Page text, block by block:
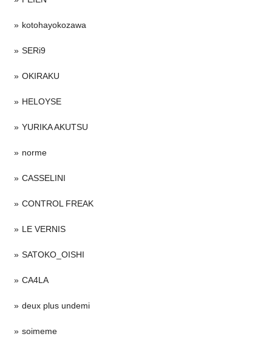
kotohayokozawa
SERi9
OKIRAKU
HELOYSE
YURIKA AKUTSU
norme
CASSELINI
CONTROL FREAK
LE VERNIS
SATOKO_OISHI
CA4LA
deux plus undemi
soimeme